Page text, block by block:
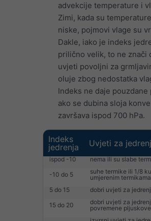
advekcije temperature i
Zimi, kada su
niske, pojmovi vlage su
Dakle, iako je indeks
prilično velik, to ne znači
uvjeti povoljni za
oluje zbog nedostatka
Indeks ne daje pouzdane
ako se dubina sloja
završava ispod 700 hPa.
Indeks
jedrenja
Uvjeti za
ispod -10
nema ili su slabe
-10 do 5
suhe termike ili 1/8
umjerenim termikama
5 do 15
dobri uvjeti za
15 do 20
dobri uvjeti za
povremene pljuskove